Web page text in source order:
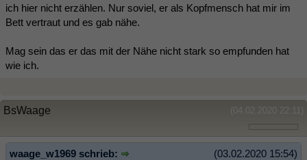
ich hier nicht erzählen. Nur soviel, er als Kopfmensch hat mir im
Bett vertraut und es gab nähe.
Mag sein das er das mit der Nähe nicht stark so empfunden hat
wie ich.
(04.02.2020 22:11)
BsWaage
(03.02.2020 15:54)
waage_w1969 schrieb: